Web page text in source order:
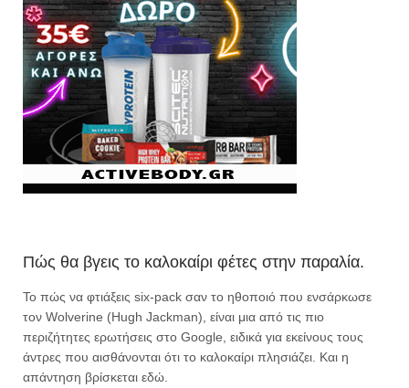
Πώς θα βγεις το καλοκαίρι φέτες στην παραλία.
Το πώς να φτιάξεις six-pack σαν το ηθοποιό που ενσάρκωσε
τον Wolverine (Hugh Jackman), είναι μια από τις πιο
περιζήτητες ερωτήσεις στο Google, ειδικά για εκείνους τους
άντρες που αισθάνονται ότι το καλοκαίρι πλησιάζει. Και η
απάντηση βρίσκεται εδώ.